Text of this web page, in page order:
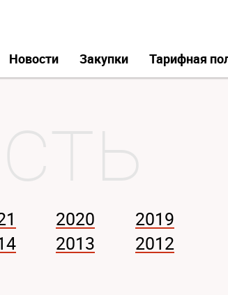
Новости Закупки Тарифная
2020
2019
2013
2012